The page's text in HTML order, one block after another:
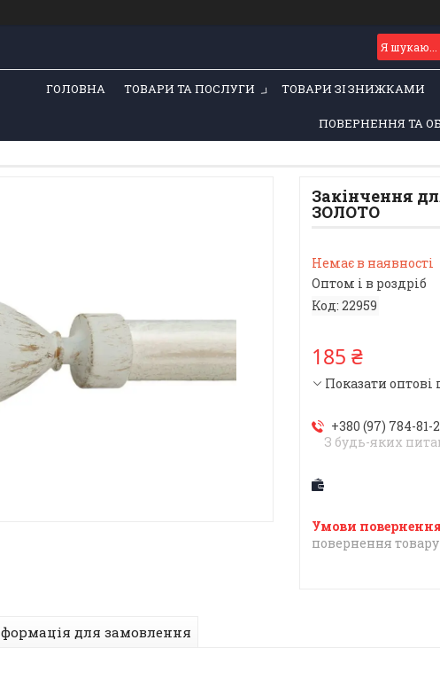
ГОЛОВНА ТОВАРИ ТА ПОСЛУГИ ТОВАРИ ЗІ ЗНИЖКАМИ
ПОВЕРНЕННЯ ТА
Закінчення
ЗОЛОТО
Немає в наявності
Оптом і в роздріб
Код: 22959
185 ₴
Показати оптові
+380 (97) 784-81-
З будь-яких
повернення
для замовлення